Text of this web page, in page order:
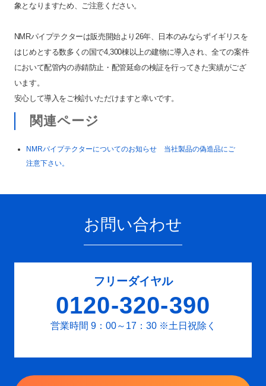
象となりますため、ご注意ください。
NMRパイプテクターは販売開始より26年、日本のみならずイギリスを
はじめとする数多くの国で4,300棟以上の建物に導入され、全ての案件
において配管内の赤錆防止・配管延命の検証を行ってきた実績がござ
います。
安心して導入をご検討いただけますと幸いです。
関連ページ
NMRパイプテクターについてのお知らせ 当社製品の偽造品にご
注意下さい。
お問い合わせ
フリーダイヤル
0120-320-390
営業時間 9：00～17：30 ※土日祝除く